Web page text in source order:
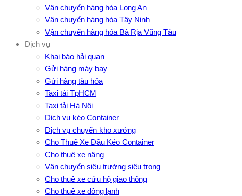
Vận chuyển hàng hóa Long An
Vận chuyển hàng hóa Tây Ninh
Vận chuyển hàng hóa Bà Rịa Vũng Tàu
Dịch vụ
Khai báo hải quan
Gửi hàng máy bay
Gửi hàng tàu hỏa
Taxi tải TpHCM
Taxi tải Hà Nội
Dịch vụ kéo Container
Dịch vụ chuyển kho xưởng
Cho Thuê Xe Đầu Kéo Container
Cho thuê xe nâng
Vận chuyển siêu trường siêu trọng
Cho thuê xe cứu hộ giao thông
Cho thuê xe đông lạnh